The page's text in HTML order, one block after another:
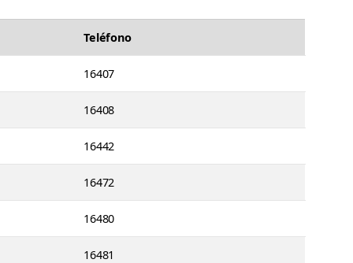
Teléfono
16407
16408
16442
16472
16480
16481